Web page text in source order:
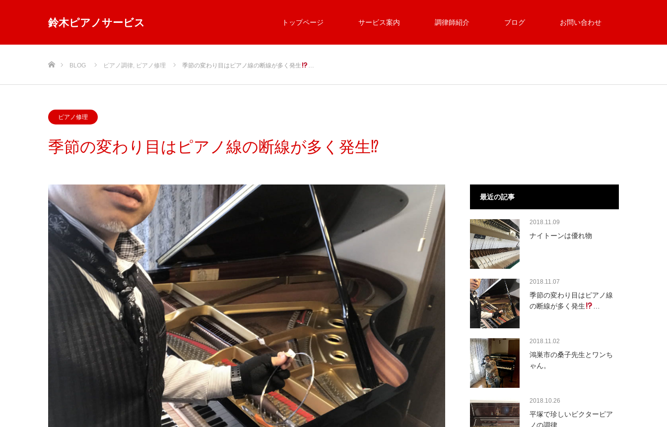
鈴木ピアノサービス トップページ サービス案内 調律師紹介 ブログ お問い合わせ
BLOG ピアノ調律, ピアノ修理 季節の変わり目はピアノ線の断線が多く発生 …
ピアノ修理
季節の変わり目はピアノ線の断線が多く発生⁉︎
最近の記事
2018.11.09
ナイトーンは優れ物
2018.11.07
季節の変わり目はピアノ線
の断線が多く発生
2018.11.02
鴻巣市の桑子先生とワンち
ゃん。
2018.10.26
平塚で珍しいビクターピア
ノの調律